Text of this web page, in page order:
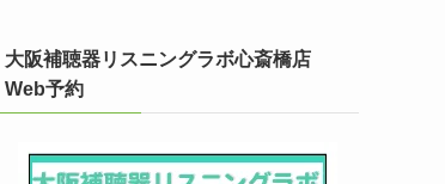
大阪補聴器リスニングラボ心斎橋店
Web予約